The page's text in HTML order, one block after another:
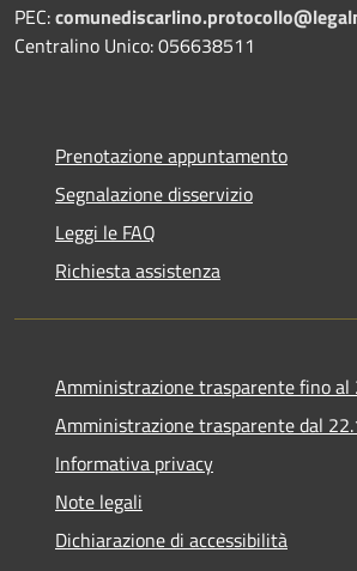
PEC:
Centralino Unico: 056638511
Prenotazione appuntamento
Segnalazione disservizio
Leggi le FAQ
Richiesta assistenza
Amministrazione trasparente fino al
Amministrazione trasparente dal
Informativa privacy
Note legali
Dichiarazione di accessibilità